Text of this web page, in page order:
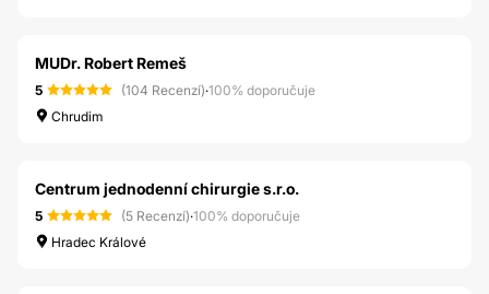
MUDr. Robert Remeš
5 (104 Recenzí)·100% doporučuje
Chrudim
Centrum jednodenní chirurgie s.r.o.
5 (5 Recenzí)·100% doporučuje
Hradec Králové